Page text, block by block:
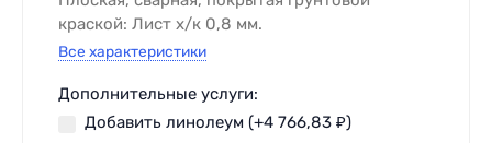
краской: Лист х/к 0,8 мм.
Все характеристики
Дополнительные услуги:
Добавить линолеум (+4 766,83 ₽)